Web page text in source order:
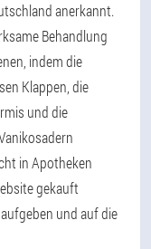
anerkannt.
Behandlung
indem die
Klappen, die
und die
in Apotheken
gekauft
und auf die